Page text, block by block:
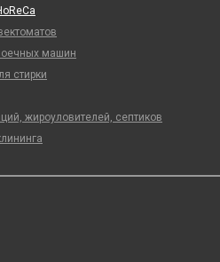
машин
стирки
жироуловителей, септиков